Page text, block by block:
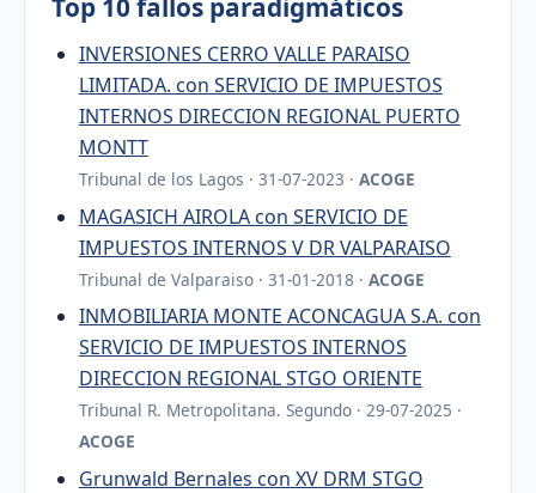
INVERSIONES CERRO VALLE PARAISO
LIMITADA. con SERVICIO DE IMPUESTOS
INTERNOS DIRECCION REGIONAL PUERTO
MONTT
Tribunal de los Lagos · 31-07-2023 · ACOGE
MAGASICH AIROLA con SERVICIO DE
IMPUESTOS INTERNOS V DR VALPARAISO
Tribunal de Valparaiso · 31-01-2018 · ACOGE
INMOBILIARIA MONTE ACONCAGUA S.A. con
SERVICIO DE IMPUESTOS INTERNOS
DIRECCION REGIONAL STGO ORIENTE
Tribunal R. Metropolitana. Segundo · 29-07-2025 ·
ACOGE
Grunwald Bernales con XV DRM STGO